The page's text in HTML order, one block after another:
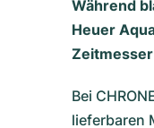
Während
Heuer
Bei
lieferbaren